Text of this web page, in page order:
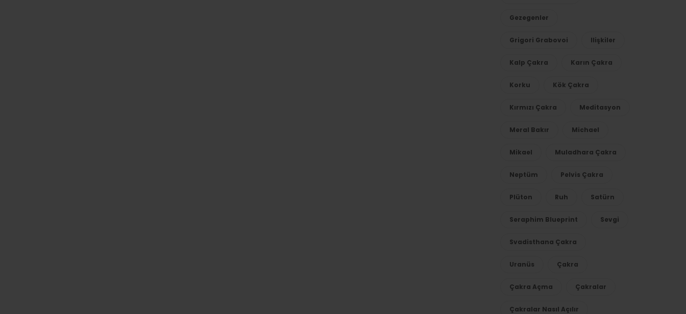
Gezegenler
Grigori Grabovoi Ilişkiler
Kalp Çakra Karın Çakra
Korku Kök Çakra
Kırmızı Çakra Meditasyon
Meral Bakır Michael
Mikael Muladhara Çakra
Neptüm Pelvis Çakra
Plüton Ruh Satürn
Seraphim Blueprint Sevgi
Svadisthana Çakra
Uranüs Çakra
Çakra Açma Çakralar
Çakralar Nasıl Açılır